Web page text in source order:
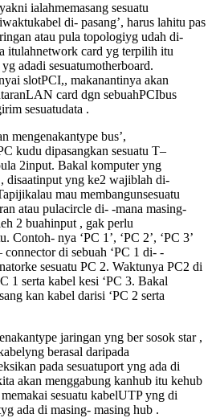
ialahmemasang sesuatu
di- pasang’, harus lahitu pas
atau pula topologiyg udah di-
itulahnetwork card yg terpilih itu
adadi sesuatumotherboard.
slotPCI,, makanantinya akan
card dgn sebuahPCIbus
sesuatudata .
mengenakantype bus’,
kudu dipasangkan sesuatu T–
2input. Bakal komputer yng
disaatinput yng ke2 wajiblah di-
mau membangunsesuatu
atau pulacircle di- -mana masing-
2 buahinput , gak perlu
Contoh- nya ‘PC 1’, ‘PC 2’, ‘PC 3’
connector di sebuah ‘PC 1 di- -
sesuatu PC 2. Waktunya PC2 di
1 serta kabel kesi ‘PC 3. Bakal
kan kabel darisi ‘PC 2 serta
jaringan yng ber sosok star ,
berasal daripada
pada sesuatuport yng ada di
akan menggabung kanhub itu kehub
sesuatu kabelUTP yng di
ada di masing- masing hub .